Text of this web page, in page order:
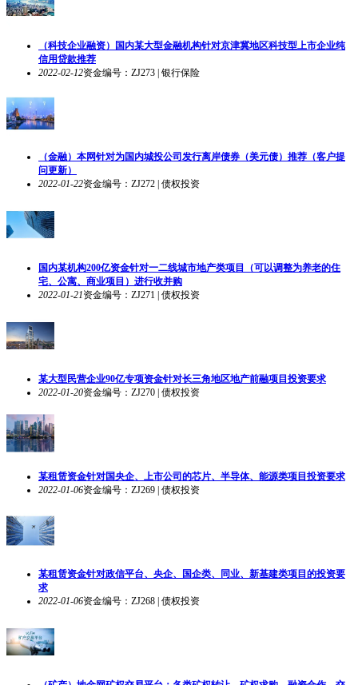
（科技企业融资）国内某大型金融机构针对京津冀地区科技型上市企业纯
信用贷款推荐
2022-02-12资金编号：ZJ273 | 银行保险
（金融）本网针对为国内城投公司发行离岸债券（美元债）推荐（客户提
问更新）
2022-01-22资金编号：ZJ272 | 债权投资
国内某机构200亿资金针对一二线城市地产类项目（可以调整为养老的住
宅、公寓、商业项目）进行收并购
2022-01-21资金编号：ZJ271 | 债权投资
某大型民营企业90亿专项资金针对长三角地区地产前融项目投资要求
2022-01-20资金编号：ZJ270 | 债权投资
某租赁资金针对国央企、上市公司的芯片、半导体、能源类项目投资要求
2022-01-06资金编号：ZJ269 | 债权投资
某租赁资金针对政信平台、央企、国企类、同业、新基建类项目的投资要
求
2022-01-06资金编号：ZJ268 | 债权投资